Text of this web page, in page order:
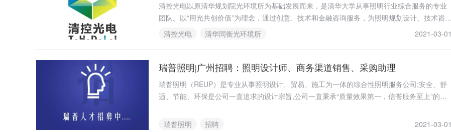
清控光电以原清华规划院光环境所为基础发展而来，是清华大学从事照明行业综合服务的专业
团队。以“用光共创价值”为理念，通过创意、技术和金融咨询服务，为照明规划设计、技术咨
询、检测、产业研发及金融资询等产业链各环节提供优化及解决方案。
清控光电 清华同衡光环境所 2021-03-01
瑞普照明|广州招聘：照明设计师、商务渠道销售、采购助理
瑞普照明（REUP）是专业从事照明设计、贸易、施工为一体的综合性照明服务公司;安全、舒
适、节能、环保是公司一直追求的设计宗旨,公司一直秉承“质量效果第一，信誉服务至上”的经
瑞普照明
招聘 2021-03-01